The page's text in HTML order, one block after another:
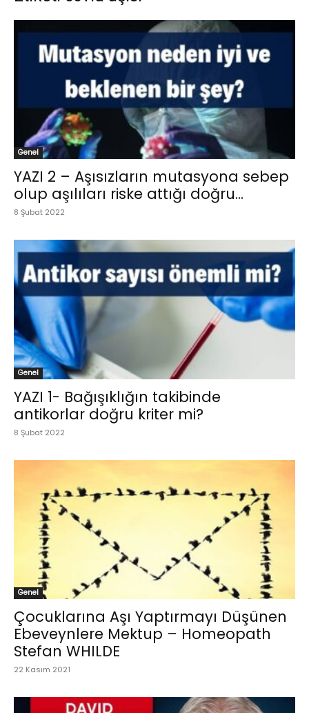
Genel
YAZI 2 – Aşısızların mutasyona sebep
olup aşılıları riske attığı doğru...
8 Şubat 2022
Genel
YAZI 1- Bağışıklığın takibinde
antikorlar doğru kriter mi?
8 Şubat 2022
Genel
Çocuklarına Aşı Yaptırmayı Düşünen
Ebeveynlere Mektup – Homeopath
Stefan WHILDE
22 Kasım 2021